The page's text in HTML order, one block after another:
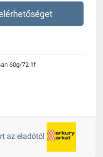
60g/72 1f
az eladótól